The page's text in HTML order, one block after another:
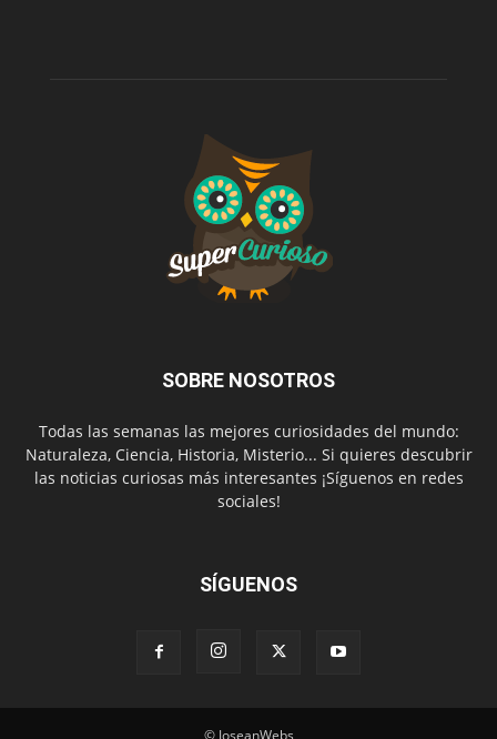
SOBRE NOSOTROS
Todas las semanas las mejores curiosidades del mundo:
Naturaleza, Ciencia, Historia, Misterio... Si quieres descubrir
las noticias curiosas más interesantes ¡Síguenos en redes
sociales!
SÍGUENOS
© JoseanWebs